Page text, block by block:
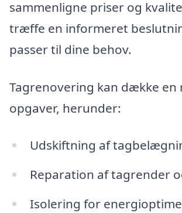
sammenligne priser og
træffe en informeret
passer til dine behov.
Tagrenovering kan dække
opgaver, herunder:
Udskiftning af
Reparation af tagrender
Isolering for